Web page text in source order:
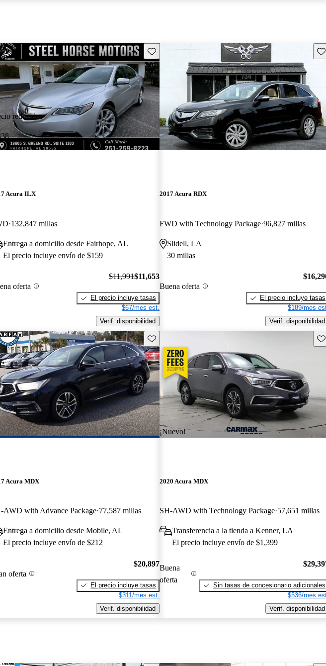
este Aviso
reducido
Guarda este Aviso
Acura ILX
132,847 millas
Entrega a domicilio desde Fairhope, AL
El precio incluye envío de $159
oferta
$11,991$11,653
El precio incluye tasas
$67/mes est.
Verif. disponibilidad
2017 Acura RDX
FWD with Technology Package 96,827 millas
Slidell, LA
30 millas
Buena oferta
El precio incluye tasas
$189/mes
Verif. disponibilidad
este Aviso Guarda este Aviso
Acura MDX
AWD with Advance Package 77,587 millas
Entrega a domicilio desde Mobile, AL
El precio incluye envío de $212
oferta
$20,897
El precio incluye tasas
$311/mes est.
Verif. disponibilidad
¡Nuevo!
2020 Acura MDX
SH-AWD with Technology Package 57,651 millas
Transferencia a la tienda a Kenner, LA
El precio incluye envío de $1,399
Buena
oferta
Sin tasas de concesionario adicionales
$536/mes
Verif. disponibilidad